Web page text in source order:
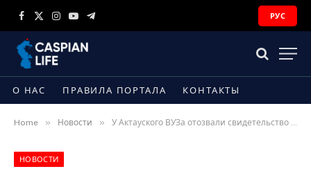
Facebook
X
Instagram
YouTubeTelegram
РУС
О НАС ПРАВИЛА ПОРТАЛА КОНТАКТЫ
Home » Новости » У Актауского ВУЗа отозвали свидетельство об аккредитации
НОВОСТИ